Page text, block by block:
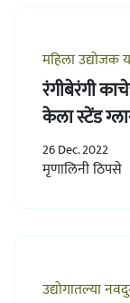
महिला उद्योजक
रंगीबेरंगी
केला स्टेंड
26 Dec. 2022
मृणालिनी ठिपसे
उद्योगातल्या